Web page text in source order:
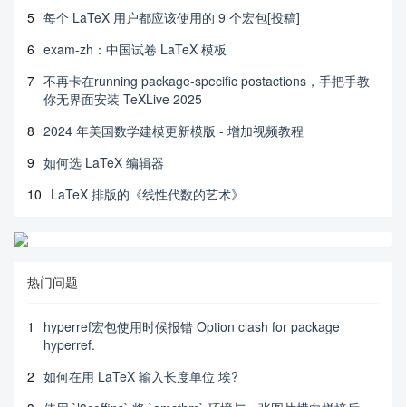
5 每个 LaTeX 用户都应该使用的 9 个宏包[投稿]
6 exam-zh：中国试卷 LaTeX 模板
7 不再卡在running package-specific postactions，手把手教
你无界面安装 TeXLive 2025
8 2024 年美国数学建模更新模版 - 增加视频教程
9 如何选 LaTeX 编辑器
10 LaTeX 排版的《线性代数的艺术》
热门问题
1
hyperref宏包使用时候报错 Option clash for package
hyperref.
2 如何在用 LaTeX 输入长度单位 埃?